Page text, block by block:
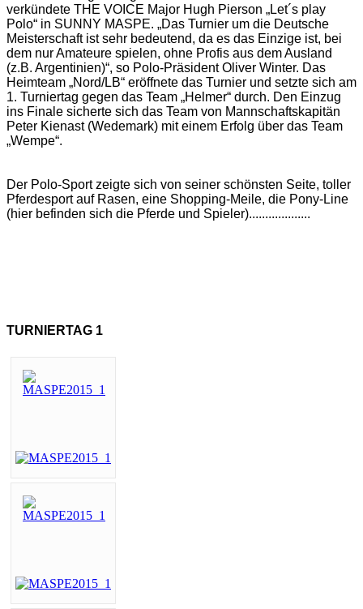
verkündete THE VOICE Major Hugh Pierson „Let´s play
Polo“ in SUNNY MASPE. „Das Turnier um die Deutsche
Meisterschaft ist sehr bedeutend, da es das Einzige ist, bei
dem nur Amateure spielen, ohne Profis aus dem Ausland
(z.B. Argentinien)“, so Polo-Präsident Oliver Winter. Das
Heimteam „Nord/LB“ eröffnete das Turnier und setzte sich am
1. Turniertag gegen das Team „Helmer“ durch. Den Einzug
ins Finale sicherte sich das Team von Mannschaftskapitän
Peter Kienast (Wedemark) mit einem Erfolg über das Team
„Wempe“.
Der Polo-Sport zeigte sich von seiner schönsten Seite, toller
Pferdesport auf Rasen, eine Shopping-Meile, die Pony-Line
(hier befinden sich die Pferde und Spieler)...................
TURNIERTAG 1